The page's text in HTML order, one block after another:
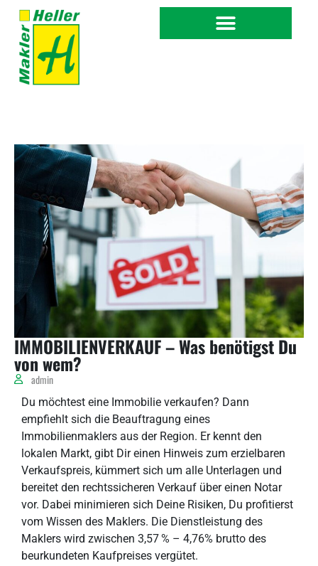
IMMOBILIENVERKAUF – Was benötigst Du
von wem?
admin
Du möchtest eine Immobilie verkaufen? Dann
empfiehlt sich die Beauftragung eines
Immobilienmaklers aus der Region. Er kennt den
lokalen Markt, gibt Dir einen Hinweis zum erzielbaren
Verkaufspreis, kümmert sich um alle Unterlagen und
bereitet den rechtssicheren Verkauf über einen Notar
vor. Dabei minimieren sich Deine Risiken, Du profitierst
vom Wissen des Maklers. Die Dienstleistung des
Maklers wird zwischen 3,57 % – 4,76% brutto des
beurkundeten Kaufpreises vergütet.